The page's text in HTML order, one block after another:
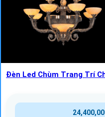
Đèn Led Chùm Trang Trí